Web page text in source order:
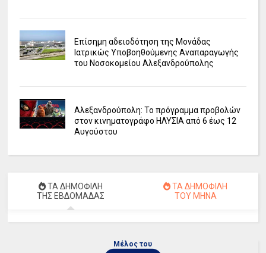
Επίσημη αδειοδότηση της Μονάδας
Ιατρικώς Υποβοηθούμενης Αναπαραγωγής
του Νοσοκομείου Αλεξανδρούπολης
Αλεξανδρούπολη: Το πρόγραμμα προβολών
στον κινηματογράφο ΗΛΥΣΙΑ από 6 έως 12
Αυγούστου
ΤΑ ΔΗΜΟΦΙΛΗ
ΤΗΣ ΕΒΔΟΜΑΔΑΣ
ΤΑ ΔΗΜΟΦΙΛΗ
ΤΟΥ ΜΗΝΑ
Μέλος του